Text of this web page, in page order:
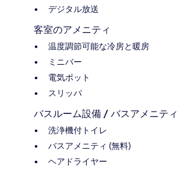
デジタル放送
客室のアメニティ
温度調節可能な冷房と暖房
ミニバー
電気ポット
スリッパ
バスルーム設備 / バスアメニティ
洗浄機付トイレ
バスアメニティ (無料)
ヘアドライヤー